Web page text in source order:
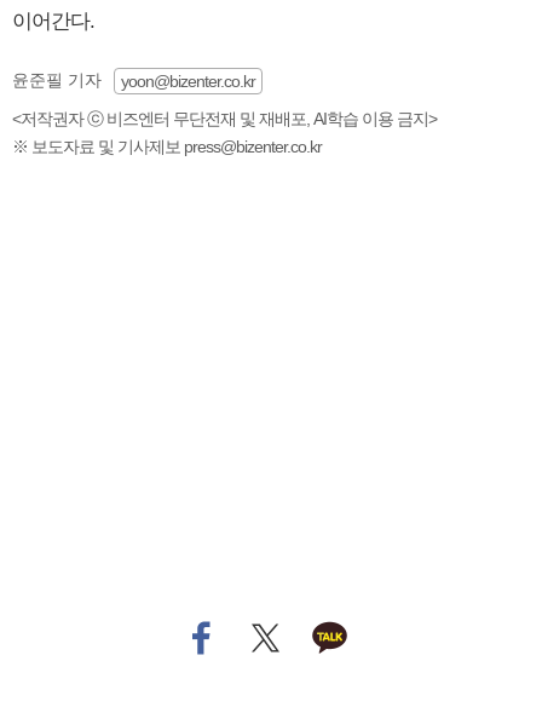
이어간다.
윤준필 기자
yoon@bizenter.co.kr
<저작권자 ⓒ 비즈엔터 무단전재 및 재배포, AI학습 이용 금지>
※ 보도자료 및 기사제보 press@bizenter.co.kr